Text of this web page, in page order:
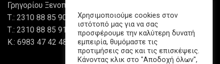
Γρηγορίου Ξενοπούλου 8, Θεσσαλονίκη 546 45
Τ.: 2310 88 85 90
Τ.: 2310 88 85 91
Κ.: 6983 47 42 48 (What's Up)
Χρησιμοποιούμε cookies στον
ιστότοπό μας για να σας
προσφέρουμε την καλύτερη δυνατή
εμπειρία, θυμόμαστε τις
προτιμήσεις σας και τις επισκέψεις.
Κάνοντας κλικ στο "Αποδοχή όλων",